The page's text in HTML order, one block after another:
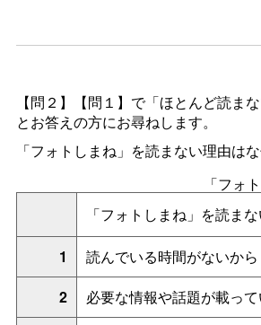
【問２】【問１】で「ほとんど読ま
とお答えの方にお尋ねします。
「フォトしまね」を読まない理由はな
「フォ
「フォトしまね」を読ま
1
読んでいる時間がないから
2
必要な情報や話題が載っ